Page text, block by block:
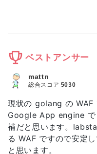
ベストアンサー
現状の golang の WAF
Google App engine で
補だと思います。
る WAF ですので安定
と思います。
mattn
総合スコア 5030